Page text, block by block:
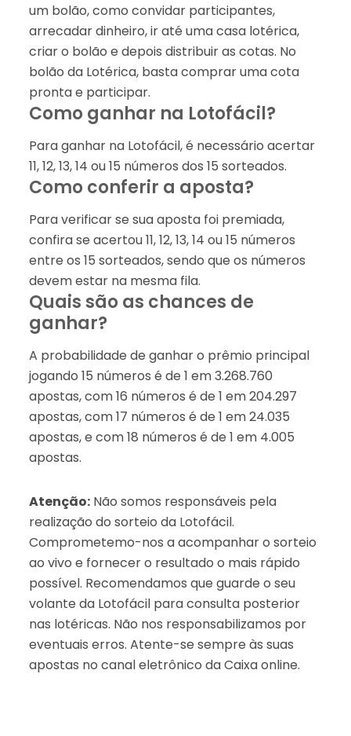
um bolão, como convidar participantes,
arrecadar dinheiro, ir até uma casa lotérica,
criar o bolão e depois distribuir as cotas. No
bolão da Lotérica, basta comprar uma cota
pronta e participar.
Como ganhar na Lotofácil?
Para ganhar na Lotofácil, é necessário acertar
11, 12, 13, 14 ou 15 números dos 15 sorteados.
Como conferir a aposta?
Para verificar se sua aposta foi premiada,
confira se acertou 11, 12, 13, 14 ou 15 números
entre os 15 sorteados, sendo que os números
devem estar na mesma fila.
Quais são as chances de
ganhar?
A probabilidade de ganhar o prêmio principal
jogando 15 números é de 1 em 3.268.760
apostas, com 16 números é de 1 em 204.297
apostas, com 17 números é de 1 em 24.035
apostas, e com 18 números é de 1 em 4.005
apostas.
Atenção:Não somos responsáveis pela
realização do sorteio da Lotofácil.
Comprometemo-nos a acompanhar o sorteio
ao vivo e fornecer o resultado o mais rápido
possível. Recomendamos que guarde o seu
volante da Lotofácil para consulta posterior
nas lotéricas. Não nos responsabilizamos por
eventuais erros. Atente-se sempre às suas
apostas no canal eletrônico da Caixa online.